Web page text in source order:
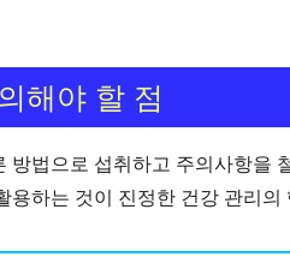
해야 할 점
방법으로 섭취하고 주의사항을
용하는 것이 진정한 건강 관리의